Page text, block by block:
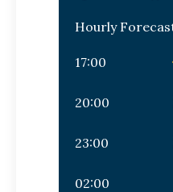
Hourly
17:00
20:00
23:00
02:00